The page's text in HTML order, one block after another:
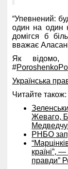
“Упевнений:
один на один
домігся б
вважає
Як відомо,
#
Українська
Читайте також:
Жеваго,
РНБО
країні”,
правди”